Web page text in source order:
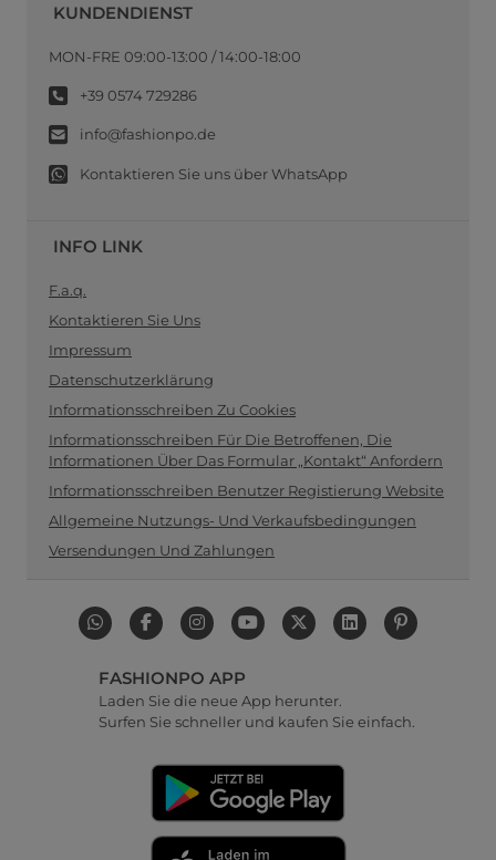
KUNDENDIENST
MON-FRE 09:00-13:00 / 14:00-18:00
+39 0574 729286
info@fashionpo.de
Kontaktieren Sie uns über WhatsApp
INFO LINK
F.a.q.
Kontaktieren Sie Uns
Impressum
Datenschutzerklärung
Informationsschreiben Zu Cookies
Informationsschreiben Für Die Betroffenen, Die
Informationen Über Das Formular „Kontakt“ Anfordern
Informationsschreiben Benutzer Registierung Website
Allgemeine Nutzungs- Und Verkaufsbedingungen
Versendungen Und Zahlungen
FASHIONPO APP
Laden Sie die neue App herunter.
Surfen Sie schneller und kaufen Sie einfach.